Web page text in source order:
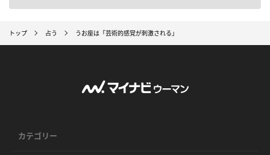
トップ 占う うお座は「芸術的感覚が刺激される」
カテゴリー